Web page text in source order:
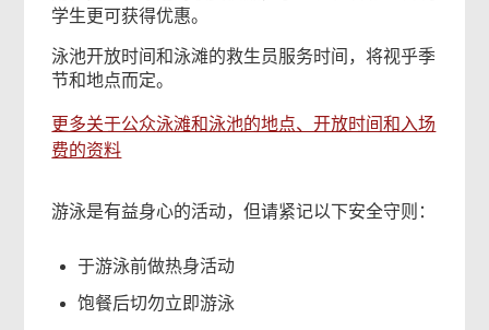
学生更可获得优惠。
泳池开放时间和泳滩的救生员服务时间，将视乎季
节和地点而定。
更多关于公众泳滩和泳池的地点、开放时间和入场
费的资料
游泳是有益身心的活动，但请紧记以下安全守则：
于游泳前做热身活动
饱餐后切勿立即游泳